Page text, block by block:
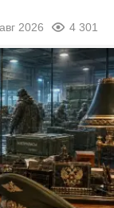
2026 4 301